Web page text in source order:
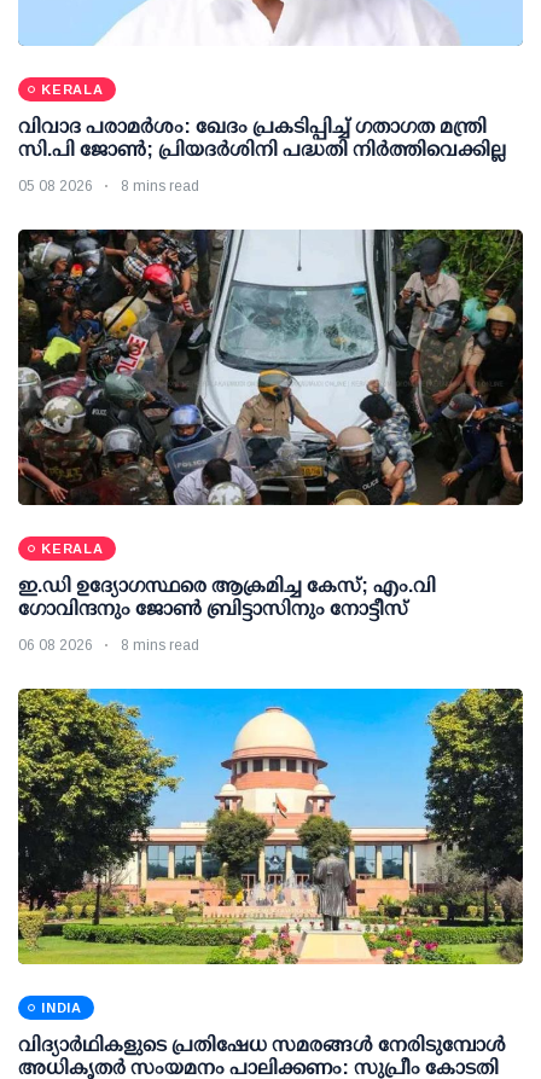
KERALA
വിവാദ പരാമര്‍ശം: ഖേദം പ്രകടിപ്പിച്ച് ഗതാഗത മന്ത്രി
സി.പി ജോണ്‍; പ്രിയദര്‍ശിനി പദ്ധതി നിര്‍ത്തിവെക്കില്ല
05 08 2026 8 mins read
KERALA
ഇ.ഡി ഉദ്യോഗസ്ഥരെ ആക്രമിച്ച കേസ്; എം.വി
ഗോവിന്ദനും ജോണ്‍ ബ്രിട്ടാസിനും നോട്ടീസ്
06 08 2026 8 mins read
INDIA
വിദ്യാര്‍ഥികളുടെ പ്രതിഷേധ സമരങ്ങള്‍ നേരിടുമ്പോള്‍
അധികൃതര്‍ സംയമനം പാലിക്കണം: സുപ്രീം കോടതി